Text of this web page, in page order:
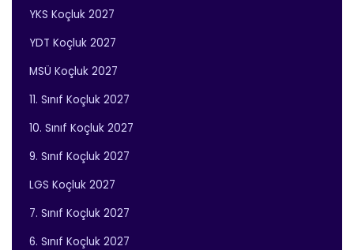
YKS Koçluk 2027
YDT Koçluk 2027
MSÜ Koçluk 2027
11. Sınıf Koçluk 2027
10. Sınıf Koçluk 2027
9. Sınıf Koçluk 2027
LGS Koçluk 2027
7. Sınıf Koçluk 2027
6. Sınıf Koçluk 2027